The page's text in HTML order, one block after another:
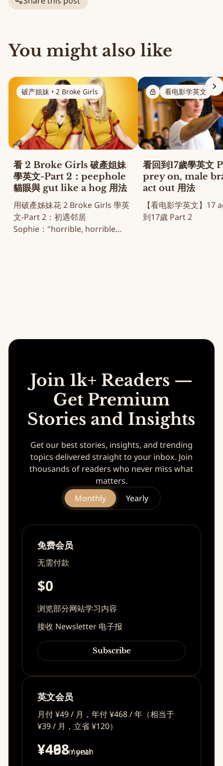
You might also like
破产姐妹 • 2 Broke Girls
看 2 Broke Girls 破產姐妹
學英文-Part 2：peephole
貓眼與 gut like a hog 用法
用破產姊妹花 2 Broke Girls 學英
文-Part 2：初遇邻居
Sophie："horrible, horrible
看电影学英文
看回到17歲學英文
prey on, male
act out 用法
【看电影学英文】17
到17歲 Part 2
Join 1k+ Readers —
Get Premium
Stories and Insights
Get our best stories, insights, and trending
topics delivered straight to your inbox. Join
thousands of readers who never miss what
matters.
Monthly
Yearly
免费会员
无需付款
$0
浏览部分网站学习内容
接收 Newsletter 电子报
Subscribe
英文会员
月付 ¥49 / 月，年付 ¥468 / 年（相当于
¥39 / 月，立省 ¥120）
¥49/ month
¥468/ year